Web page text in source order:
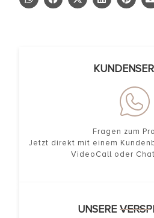
Fragen zum
Jetzt direkt mit einem
VideoCall oder
UNSERE